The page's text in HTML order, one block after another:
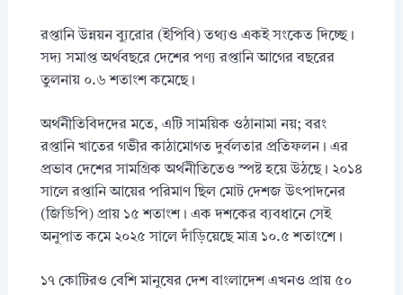
রপ্তানি উন্নয়ন ব্যুরোর (ইপিবি) তথ্যও একই সংকেত দিচ্ছে।
সদ্য সমাপ্ত অর্থবছরে দেশের পণ্য রপ্তানি আগের বছরের
তুলনায় ০.৬ শতাংশ কমেছে।
অর্থনীতিবিদদের মতে, এটি সাময়িক ওঠানামা নয়; বরং
রপ্তানি খাতের গভীর কাঠামোগত দুর্বলতার প্রতিফলন। এর
প্রভাব দেশের সামগ্রিক অর্থনীতিতেও স্পষ্ট হয়ে উঠছে। ২০১৪
সালে রপ্তানি আয়ের পরিমাণ ছিল মোট দেশজ উৎপাদনের
(জিডিপি) প্রায় ১৫ শতাংশ। এক দশকের ব্যবধানে সেই
অনুপাত কমে ২০২৫ সালে দাঁড়িয়েছে মাত্র ১০.৫ শতাংশে।
১৭ কোটিরও বেশি মানুষের দেশ বাংলাদেশ এখনও প্রায় ৫০